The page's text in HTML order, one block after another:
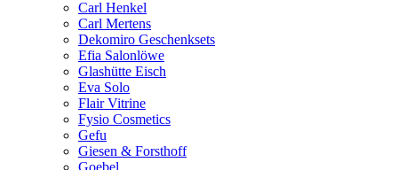
Carl Henkel
Carl Mertens
Dekomiro Geschenksets
Efia Salonlöwe
Glashütte Eisch
Eva Solo
Flair Vitrine
Fysio Cosmetics
Gefu
Giesen & Forsthoff
Goebel